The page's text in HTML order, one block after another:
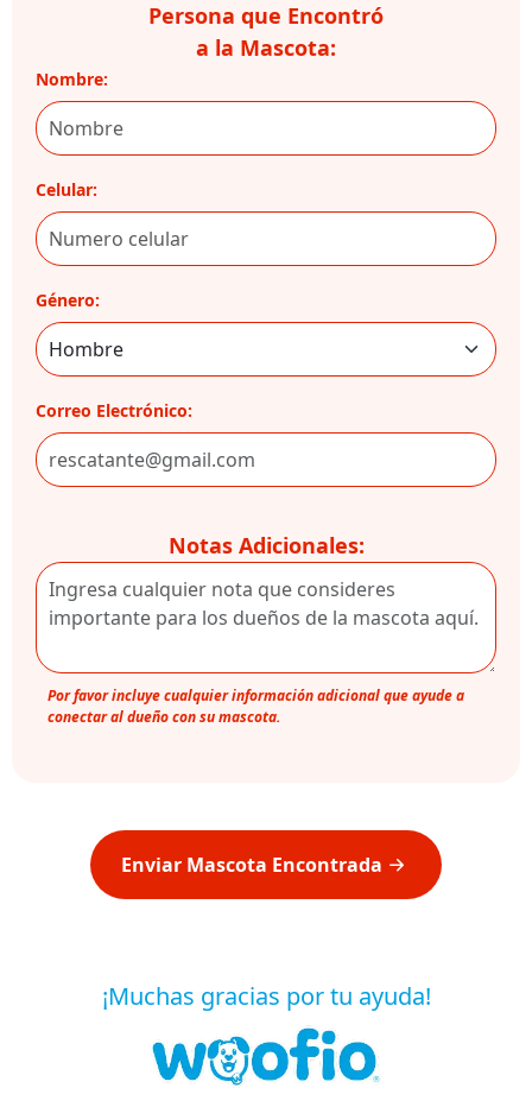
Persona que Encontró
a la Mascota:
Nombre:
Celular:
Género:
Correo Electrónico:
Notas Adicionales:
Por favor incluye cualquier información adicional que ayude a
conectar al dueño con su mascota.
Enviar Mascota Encontrada
¡Muchas gracias por tu ayuda!